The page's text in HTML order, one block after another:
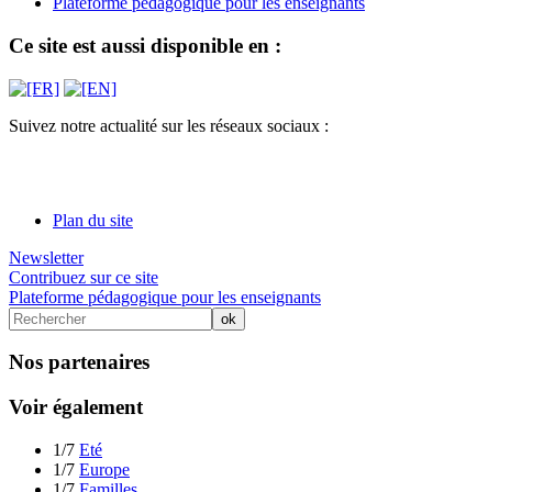
Ce site est aussi disponible en :
Suivez notre actualité sur les réseaux sociaux :
Plan du site
Newsletter
Contribuez sur ce site
Plateforme pédagogique pour les enseignants
Nos partenaires
Voir également
1/7 Eté
1/7 Europe